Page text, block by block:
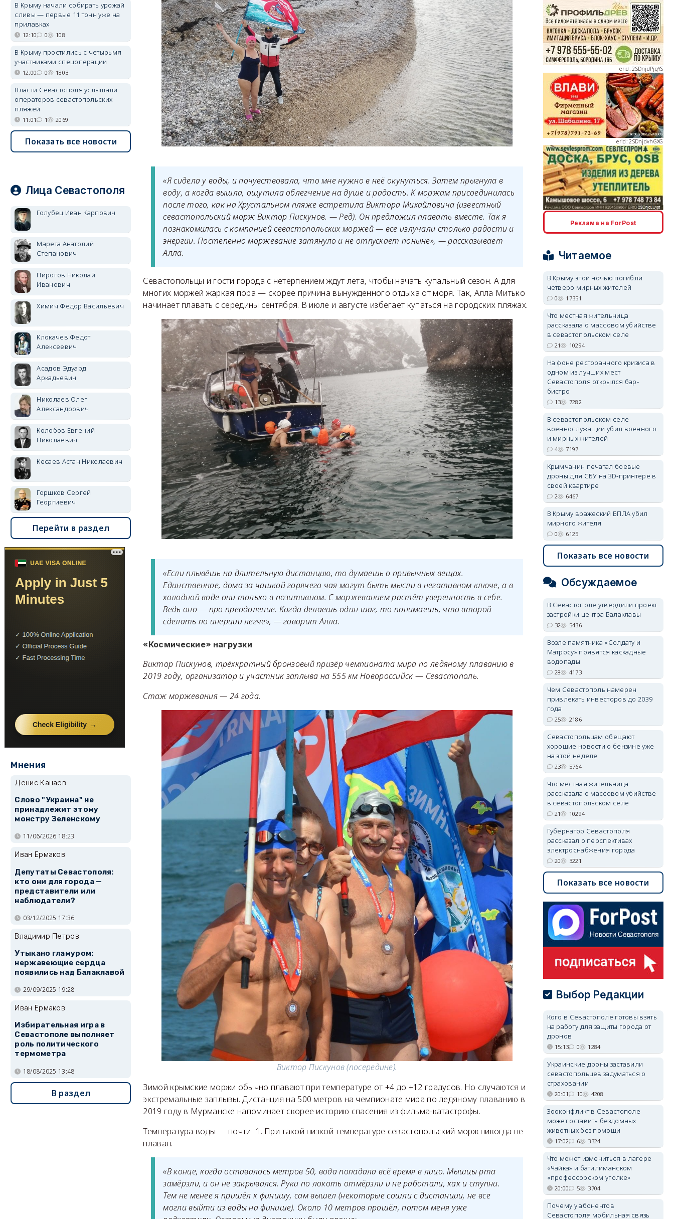
«Я сидела у воды, и почувствовала, что мне нужно в неё окунуться. Затем прыгнула в
воду, а когда вышла, ощутила облегчение на душе и радость. К моржам присоединилась
после того, как на Хрустальном пляже встретила Виктора Михайловича (известный
севастопольский морж Виктор Пискунов. — Ред). Он предложил плавать вместе. Так я
познакомилась с компанией севастопольских моржей — все излучали столько радости и
энергии. Постепенно моржевание затянуло и не отпускает поныне», — рассказывает
Алла.
Севастопольцы и гости города с нетерпением ждут лета, чтобы начать купальный сезон. А для
многих моржей жаркая пора — скорее причина вынужденного отдыха от моря. Так, Алла Митько
начинает плавать с середины сентября. В июле и августе избегает купаться на городских пляжах.
«Если плывёшь на длительную дистанцию, то думаешь о привычных вещах.
Единственное, дома за чашкой горячего чая могут быть мысли в негативном ключе, а в
холодной воде они только в позитивном. С моржеванием растёт уверенность в себе.
Ведь оно — про преодоление. Когда делаешь один шаг, то понимаешь, что второй
сделать по инерции легче», — говорит Алла.
«Космические» нагрузки
Виктор Пискунов, трёхкратный бронзовый призёр чемпионата мира по ледяному плаванию в
2019 году, организатор и участник заплыва на 555 км Новороссийск — Севастополь.
Стаж моржевания — 24 года.
Виктор Пискунов (посередине).
Зимой крымские моржи обычно плавают при температуре от +4 до +12 градусов. Но случаются и
экстремальные заплывы. Дистанция на 500 метров на чемпионате мира по ледяному плаванию в
2019 году в Мурманске напоминает скорее историю спасения из фильма-катастрофы.
Температура воды — почти -1. При такой низкой температуре севастопольский морж никогда не
плавал.
«В конце, когда оставалось метров 50, вода попадала всё время в лицо. Мышцы рта
замёрзли, и он не закрывался. Руки по локоть отмёрзли и не работали, как и ступни.
Тем не менее я пришёл к финишу, сам вышел (некоторые сошли с дистанции, не все
могли выйти из воды на финише). Около 10 метров прошёл, потом меня уже
В Крыму начали собирать урожай
сливы — первые 11 тонн уже на
прилавках
12:10 0 108
В Крыму простились с четырьмя
участниками спецоперации
12:00 0 1803
Власти Севастополя услышали
операторов севастопольских
пляжей
11:01 1 2069
Показать все новости
Лица Севастополя
Голубец Иван Карпович
Марета Анатолий
Степанович
Пирогов Николай
Иванович
Химич Федор Васильевич
Клокачев Федот
Алексеевич
Асадов Эдуард
Аркадьевич
Николаев Олег
Александрович
Колобов Евгений
Николаевич
Кесаев Астан Николаевич
Горшков Сергей
Георгиевич
Перейти в раздел
Мнения
Денис Канаев
Слово "Украина" не
принадлежит этому
монстру Зеленскому
11/06/2026 18:23
Иван Ермаков
Депутаты Севастополя:
кто они для города —
представители или
наблюдатели?
03/12/2025 17:36
Владимир Петров
Утыкано гламуром:
нержавеющие сердца
появились над Балаклавой
29/09/2025 19:28
Иван Ермаков
Избирательная игра в
Севастополе выполняет
роль политического
термометра
18/08/2025 13:48
В раздел
erid: 2SDnjdPjgYS
erid: 2SDnjdvhGXG
erid: 2SDnjcLUypt
erid: 2SDnjcrDNw6
erid: 2SDnjdvhGXG
Реклама на ForPost
Читаемое
В Крыму этой ночью погибли
четверо мирных жителей
0 17351
Что местная жительница
рассказала о массовом убийстве
в севастопольском селе
21 10294
На фоне ресторанного кризиса в
одном из лучших мест
Севастополя открылся бар-
бистро
13 7282
В севастопольском селе
военнослужащий убил военного
и мирных жителей
4 7197
Крымчанин печатал боевые
дроны для СБУ на 3D-принтере в
своей квартире
2 6467
В Крыму вражеский БПЛА убил
мирного жителя
0 6125
Показать все новости
Обсуждаемое
В Севастополе утвердили проект
застройки центра Балаклавы
32 5436
Возле памятника «Солдату и
Матросу» появятся каскадные
водопады
28 4173
Чем Севастополь намерен
привлекать инвесторов до 2039
года
25 2186
Севастопольцам обещают
хорошие новости о бензине уже
на этой неделе
23 5764
Что местная жительница
рассказала о массовом убийстве
в севастопольском селе
21 10294
Губернатор Севастополя
рассказал о перспективах
электроснабжения города
20 3221
Показать все новости
Выбор Редакции
Кого в Севастополе готовы взять
на работу для защиты города от
дронов
15:13 0 1284
Украинские дроны заставили
севастопольцев задуматься о
страховании
20:01 10 4208
Зооконфликт в Севастополе
может оставить бездомных
животных без помощи
17:02 6 3324
Что может измениться в лагере
«Чайка» и батилиманском
«профессорском уголке»
20:00 5 3704
Почему у абонентов
Севастополя мобильная связь